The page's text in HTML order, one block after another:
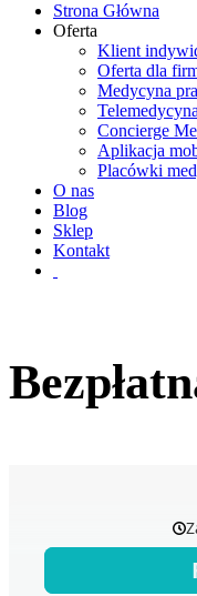
Strona Główna
Oferta
Klient
Oferta dla
Medycyna
Telemedycyna
Concierge
Aplikacja
Placówki
O nas
Blog
Sklep
Kontakt